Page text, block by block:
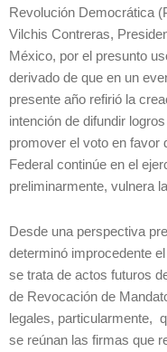
Revolución Democrática
Vilchis Contreras,
México, por el presunto
derivado de que en un
presente año refirió la
intención de difundir
promover el voto en favor
Federal continúe en el
preliminarmente, vulnera
Desde una perspectiva
determinó improcedente
se trata de actos futuros
de Revocación de
legales, particularmente,
se reúnan las firmas que